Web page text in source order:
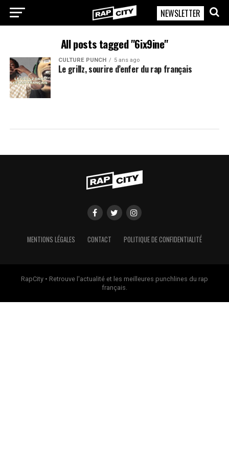
RapCity
NEWSLETTER
All posts tagged "6ix9ine"
CULTURE PUNCH 5 ans ago
Le grillz, sourire d’enfer du rap français
MENTIONS LÉGALES CONTACT POLITIQUE DE CONFIDENTIALITÉ
RapCity • Retrouve l'actualité et les meilleures punchlines du rap
français.